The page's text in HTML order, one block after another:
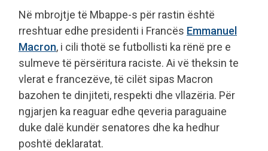
Në mbrojtje të Mbappe-s për rastin është
rreshtuar edhe presidenti i Francës Emmanuel
Macron, i cili thotë se futbollisti ka rënë pre e
sulmeve të përsëritura raciste. Ai vë theksin te
vlerat e francezëve, të cilët sipas Macron
bazohen te dinjiteti, respekti dhe vllazëria. Për
ngjarjen ka reaguar edhe qeveria paraguaine
duke dalë kundër senatores dhe ka hedhur
poshtë deklaratat.